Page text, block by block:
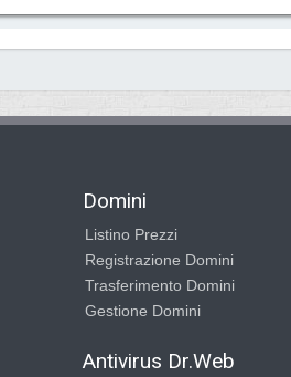
Domini
Listino Prezzi
Registrazione Domini
Trasferimento Domini
Gestione Domini
Antivirus Dr.Web